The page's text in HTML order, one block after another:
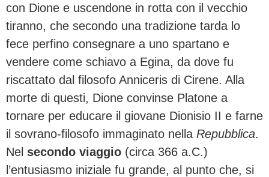
con Dione e uscendone in rotta con il vecchio
tiranno, che secondo una tradizione tarda lo
fece perfino consegnare a uno spartano e
vendere come schiavo a Egina, da dove fu
riscattato dal filosofo Anniceris di Cirene. Alla
morte di questi, Dione convinse Platone a
tornare per educare il giovane Dionisio II e farne
il sovrano-filosofo immaginato nella Repubblica.
Nel secondo viaggio (circa 366 a.C.)
l’entusiasmo iniziale fu grande, al punto che, si